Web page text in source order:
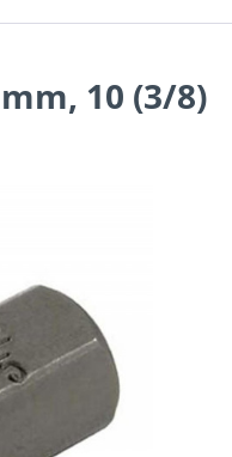
10 (3/8)